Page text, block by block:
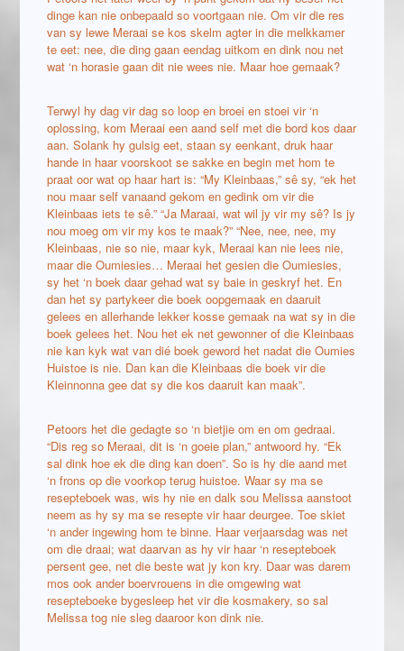
dinge kan nie onbepaald so voortgaan nie. Om vir die res
van sy lewe Meraai se kos skelm agter in die melkkamer
te eet: nee, die ding gaan eendag uitkom en dink nou net
wat ‘n horasie gaan dit nie wees nie. Maar hoe gemaak?
Terwyl hy dag vir dag so loop en broei en stoei vir ‘n
oplossing, kom Meraai een aand self met die bord kos daar
aan. Solank hy gulsig eet, staan sy eenkant, druk haar
hande in haar voorskoot se sakke en begin met hom te
praat oor wat op haar hart is: “My Kleinbaas,” sê sy, “ek het
nou maar self vanaand gekom en gedink om vir die
Kleinbaas iets te sê.” “Ja Maraai, wat wil jy vir my sê? Is jy
nou moeg om vir my kos te maak?” “Nee, nee, nee, my
Kleinbaas, nie so nie, maar kyk, Meraai kan nie lees nie,
maar die Oumiesies… Meraai het gesien die Oumiesies,
sy het ‘n boek daar gehad wat sy baie in geskryf het. En
dan het sy partykeer die boek oopgemaak en daaruit
gelees en allerhande lekker kosse gemaak na wat sy in die
boek gelees het. Nou het ek net gewonner of die Kleinbaas
nie kan kyk wat van dié boek geword het nadat die Oumies
Huistoe is nie. Dan kan die Kleinbaas die boek vir die
Kleinnonna gee dat sy die kos daaruit kan maak”.
Petoors het die gedagte so ‘n bietjie om en om gedraai.
“Dis reg so Meraai, dit is ‘n goeie plan,” antwoord hy. “Ek
sal dink hoe ek die ding kan doen”. So is hy die aand met
‘n frons op die voorkop terug huistoe. Waar sy ma se
resepteboek was, wis hy nie en dalk sou Melissa aanstoot
neem as hy sy ma se resepte vir haar deurgee. Toe skiet
‘n ander ingewing hom te binne. Haar verjaarsdag was net
om die draai; wat daarvan as hy vir haar ‘n resepteboek
persent gee, net die beste wat jy kon kry. Daar was darem
mos ook ander boervrouens in die omgewing wat
resepteboeke bygesleep het vir die kosmakery, so sal
Melissa tog nie sleg daaroor kon dink nie.